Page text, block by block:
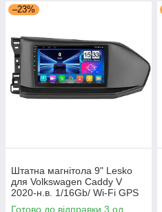
–23%
Штатна магнітола 9" Lesko
для Volkswagen Caddy V
2020-н.в. 1/16Gb/ Wi-Fi GPS
Optima Фольксваген Кадді
Готово до відправки 3 од.